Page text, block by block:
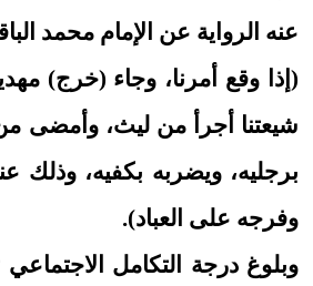
عنه الرواية عن الإمام محمد
(إذا وقع أمرنا، وجاء (خرج)
شيعتنا أجرأ من ليث، وأمضى
برجليه، ويضربه بكفيه، وذلك
وفرجه على العباد).
وبلوغ درجة التكامل الاجتماعي